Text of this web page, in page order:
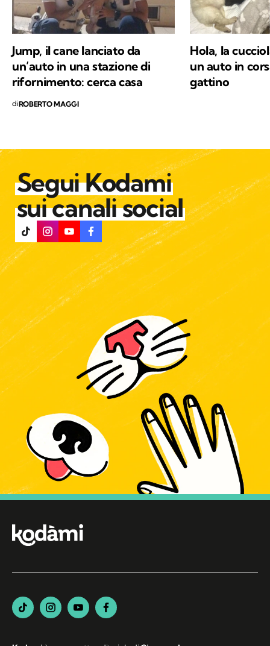
del mondo.
Jump, il cane lanciato da
un’auto in una stazione di
rifornimento: cerca casa
diROBERTO MAGGI
Hola, la
un auto in
gattino
Segui Kodami
sui canali social